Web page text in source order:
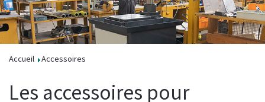
Accueil Accessoires
Les accessoires pour